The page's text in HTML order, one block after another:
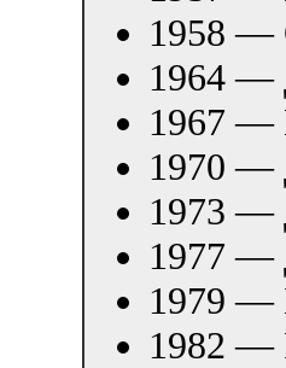
1958 —
1964 —
1967 —
1970 —
1973 —
1977 —
1979 —
1982 —